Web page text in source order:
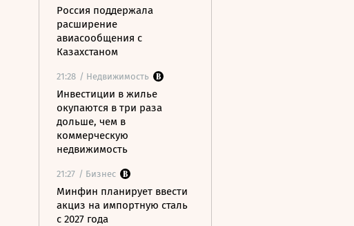
Россия поддержала
расширение
авиасообщения с
Казахстаном
21:28 / Недвижимость
Инвестиции в жилье
окупаются в три раза
дольше, чем в
коммерческую
недвижимость
21:27 / Бизнес
Минфин планирует ввести
акциз на импортную сталь
с 2027 года